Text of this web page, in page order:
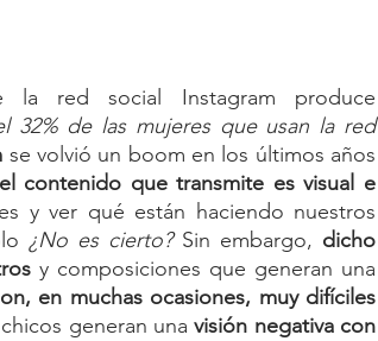
32% de las mujeres que usan la red
se volvió un boom en los últimos años
el contenido que transmite es visual e
y ver qué están haciendo nuestros
¿No es cierto? Sin embargo, dicho
y composiciones que generan una
en muchas ocasiones, muy difíciles
generan una visión negativa con